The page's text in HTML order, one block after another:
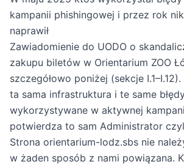
kampanii phishingowej i przez rok
naprawił
Zawiadomienie do UODO o
zakupu biletów w Orientarium ZOO
szczegółowo poniżej (sekcje
ta sama infrastruktura i te same
wykorzystywane w aktywnej
potwierdza to sam Administrator
Strona orientarium-lodz.sbs nie
w żaden sposób z nami powiązana.